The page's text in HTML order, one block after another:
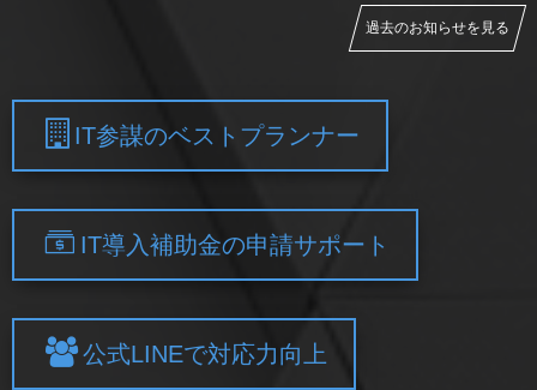
過去のお知らせを見る
IT参謀のベストプランナー
IT導入補助金の申請サポート
公式LINEで対応力向上